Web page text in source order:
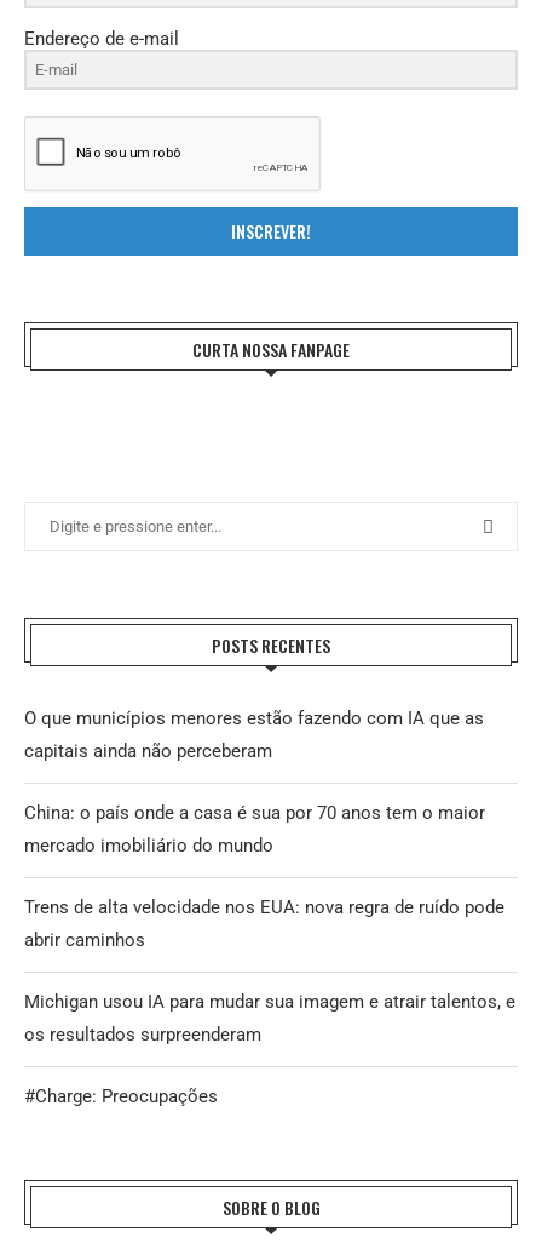
Endereço de e-mail
INSCREVER!
CURTA NOSSA FANPAGE
POSTS RECENTES
O que municípios menores estão fazendo com IA que as
capitais ainda não perceberam
China: o país onde a casa é sua por 70 anos tem o maior
mercado imobiliário do mundo
Trens de alta velocidade nos EUA: nova regra de ruído pode
abrir caminhos
Michigan usou IA para mudar sua imagem e atrair talentos, e
os resultados surpreenderam
#Charge: Preocupações
SOBRE O BLOG